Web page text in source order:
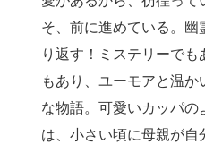
そ、前に進めている。幽
り返す！ミステリーで
もあり、ユーモアと温
な物語。可愛いカッパの
は、小さい頃に母親が